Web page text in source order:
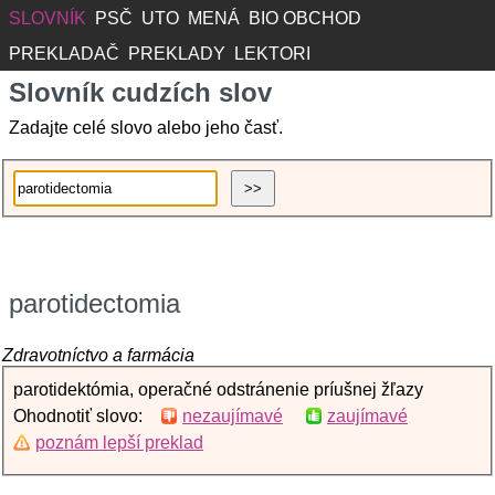
SLOVNÍK PSČ UTO MENÁ
BIO OBCHOD
PREKLADAČ
PREKLADY LEKTORI
Slovník cudzích slov
Zadajte celé slovo alebo jeho časť.
parotidectomia
Zdravotníctvo a farmácia
parotidektómia, operačné odstránenie príušnej žľazy
Ohodnotiť slovo:
nezaujímavé
zaujímavé
poznám lepší preklad